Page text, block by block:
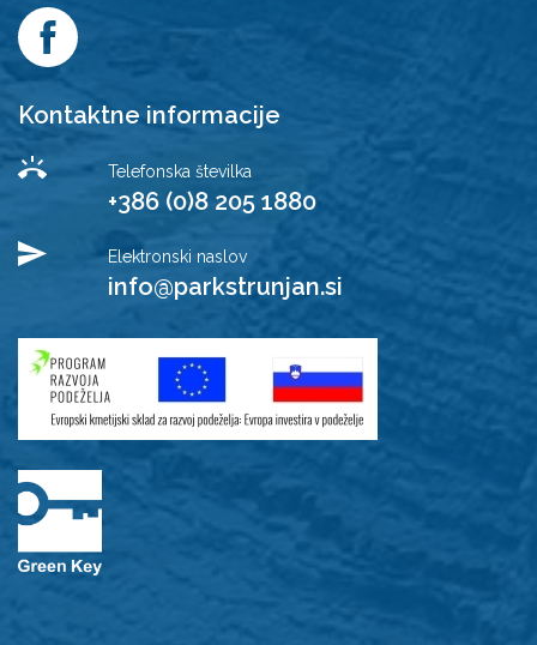
Kontaktne informacije
Telefonska številka
+386 (0)8 205 1880
Elektronski naslov
info@parkstrunjan.si